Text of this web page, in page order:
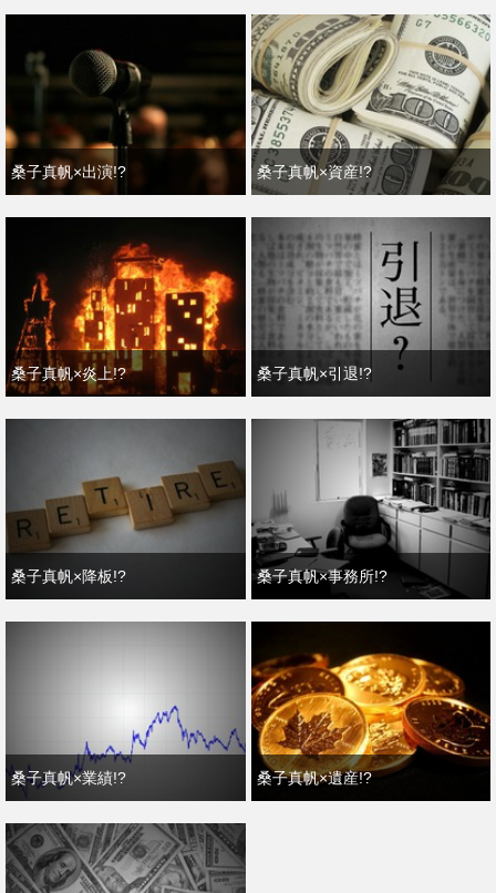
桑子真帆×出演!? 桑子真帆×資産!?
桑子真帆×炎上!? 桑子真帆×引退!?
桑子真帆×降板!? 桑子真帆×事務所!?
桑子真帆×業績!? 桑子真帆×遺産!?